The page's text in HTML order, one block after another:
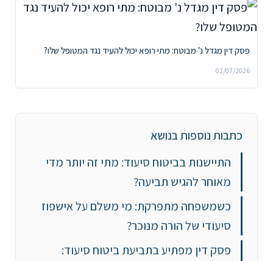
פסק דין מגדל נ' מבוטח: מתי רופא יכול להעיד נגד המטופל שלו?
02/07/2026
כתבות נוספות בנושא
התיישנות בביטוח סיעוד: מתי זה יותר מדי
מאוחר להגיש תביעה?
כשמשפחה מתפרקת: מי משלם על אישפוז
סיעודי של הורה מנוכר?
פסק דין מפתיע בתביעת ביטוח סיעוד: